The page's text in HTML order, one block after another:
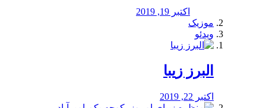
اکتبر 19, 2019
موزیک
ویدئو
البرز زیبا
اکتبر 22, 2019